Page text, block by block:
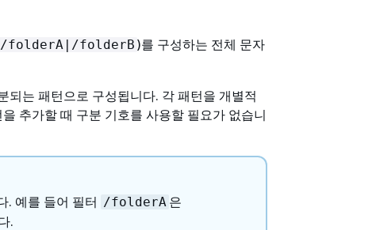
/folderA|/folderB )를 구성하는 전체 문자
되는 패턴으로 구성됩니다. 각 패턴을 개별적
추가할 때 구분 기호를 사용할 필요가 없습니
. 예를 들어 필터 /folderA 은
.